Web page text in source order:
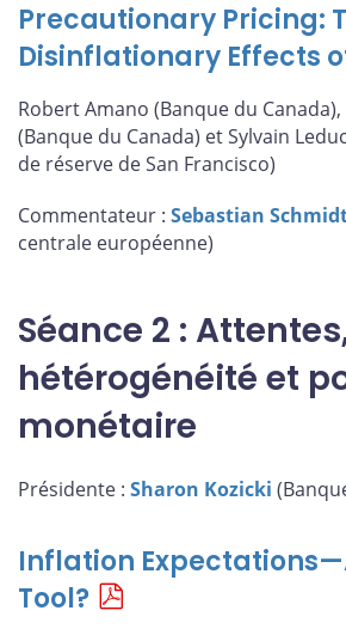
Precautionary Pricing:
Disinflationary Effects of
Robert Amano (Banque du Canada),
(Banque du Canada) et Sylvain
de réserve de San Francisco)
Commentateur : Sebastian
centrale européenne)
Séance 2 :
hétérogénéité et
monétaire
Présidente : Sharon Kozicki
Inflation
Tool?